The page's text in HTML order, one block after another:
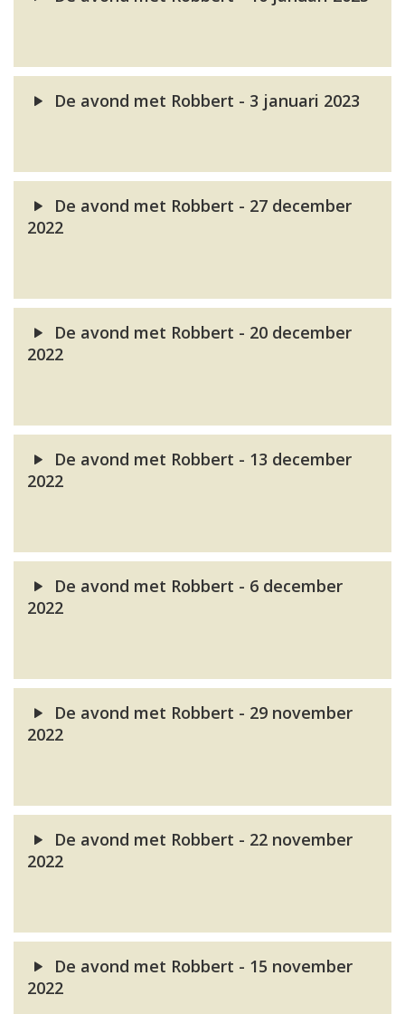
De avond met Robbert - 3 januari 2023
De avond met Robbert - 27 december
2022
De avond met Robbert - 20 december
2022
De avond met Robbert - 13 december
2022
De avond met Robbert - 6 december
2022
De avond met Robbert - 29 november
2022
De avond met Robbert - 22 november
2022
De avond met Robbert - 15 november
2022